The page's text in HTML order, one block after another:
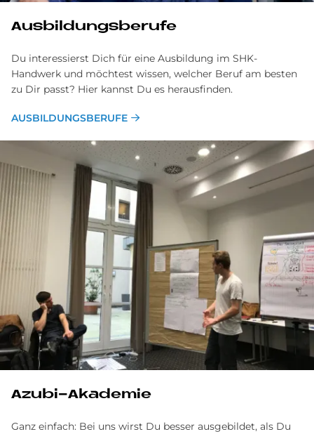
Ausbildungsberufe
Du interessierst Dich für eine Ausbildung im SHK-
Handwerk und möchtest wissen, welcher Beruf am besten
zu Dir passt? Hier kannst Du es herausfinden.
AUSBILDUNGSBERUFE
Azubi-Akademie
Ganz einfach: Bei uns wirst Du besser ausgebildet, als Du